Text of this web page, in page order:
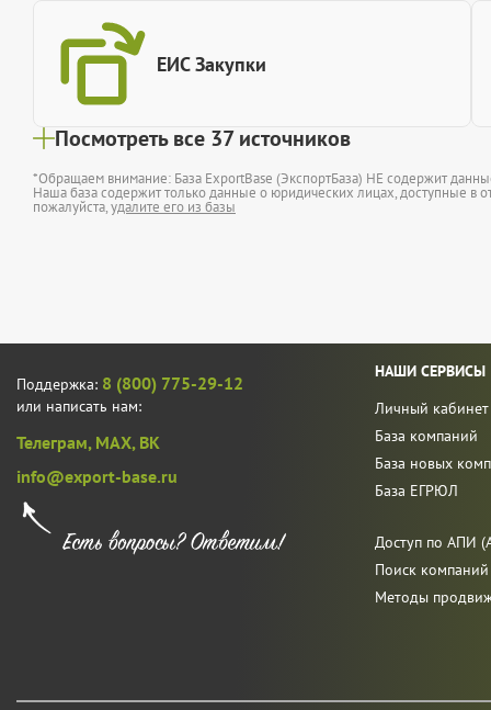
ЕИС Закупки
Посмотреть все 37 источников
*Обращаем внимание: База ExportBase (ЭкспортБаза) НЕ содержит
Наша база содержит только данные о юридических лицах, доступные в
пожалуйста,удалите его из базы
Поддержка: 8 (800) 775-29-12
или написать нам:
Телеграм, MAX, ВК
info@export-base.ru
НАШИ СЕРВИСЫ
Личный кабинет
База компаний
База новых
База ЕГРЮЛ
Доступ по АПИ
Поиск
Методы